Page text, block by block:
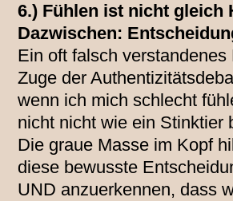
6.) Fühlen ist nicht gleich
Dazwischen:
Ein oft falsch verstandenes
Zuge der
wenn ich mich schlecht
nicht nicht wie ein Stinktier
Die graue Masse im Kopf
diese bewusste
UND anzuerkennen, dass